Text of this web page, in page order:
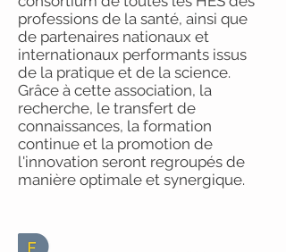
professions de la santé, ainsi que
de partenaires nationaux et
internationaux performants issus
de la pratique et de la science.
Grâce à cette association, la
recherche, le transfert de
connaissances, la formation
continue et la promotion de
l'innovation seront regroupés de
manière optimale et synergique.